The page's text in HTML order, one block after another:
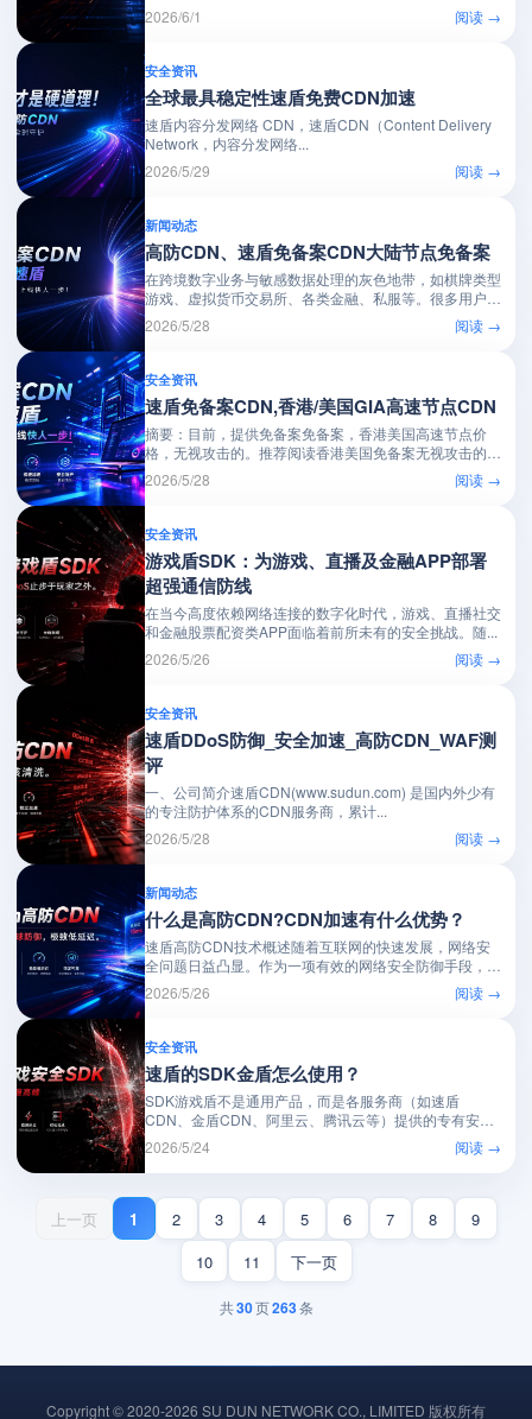
2026/6/1
阅读 →
安全资讯
全球最具稳定性速盾免费CDN加速
速盾内容分发网络 CDN，速盾CDN（Content Delivery
Network，内容分发网络...
2026/5/29
阅读 →
新闻动态
高防CDN、速盾免备案CDN大陆节点免备案
在跨境数字业务与敏感数据处理的灰色地带，如棋牌类型
游戏、虚拟货币交易所、各类金融、私服等。很多用户
经...
2026/5/28 阅读 →
安全资讯
速盾免备案CDN,香港/美国GIA高速节点CDN
摘要：目前，提供免备案免备案，香港美国高速节点价
格，无视攻击的。推荐阅读香港美国免备案无视攻击的高
速...
2026/5/28 阅读 →
安全资讯
游戏盾SDK：为游戏、直播及金融APP部署
超强通信防线
在当今高度依赖网络连接的数字化时代，游戏、直播社交
和金融股票配资类APP面临着前所未有的安全挑战。随...
2026/5/26
阅读 →
安全资讯
速盾DDoS防御_安全加速_高防CDN_WAF测
评
一、公司简介速盾CDN(www.sudun.com) 是国内外少有
的专注防护体系的CDN服务商，累计...
2026/5/28
阅读 →
新闻动态
什么是高防CDN?CDN加速有什么优势？
速盾高防CDN技术概述随着互联网的快速发展，网络安
全问题日益凸显。作为一项有效的网络安全防御手段，
高...
2026/5/26 阅读 →
安全资讯
速盾的SDK金盾怎么使用？
SDK游戏盾不是通用产品，而是各服务商（如速盾
CDN、金盾CDN、阿里云、腾讯云等）提供的专有安全
加...
2026/5/24 阅读 →
上一页 1 2 3 4 5 6 7 8
9
10
11 下一页
共30页263条
Copyright © 2020-2026 SU DUN NETWORK CO., LIMITED 版权所有